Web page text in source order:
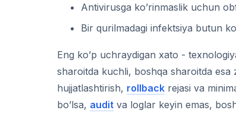
Antivirusga ko’rinmaslik uchun
Bir qurilmadagi infektsiya butun
Eng ko’p uchraydigan xato -
sharoitda kuchli, boshqa sharoitda esa
hujjatlashtirish, rollback rejasi va
bo’lsa, audit va loglar keyin emas,